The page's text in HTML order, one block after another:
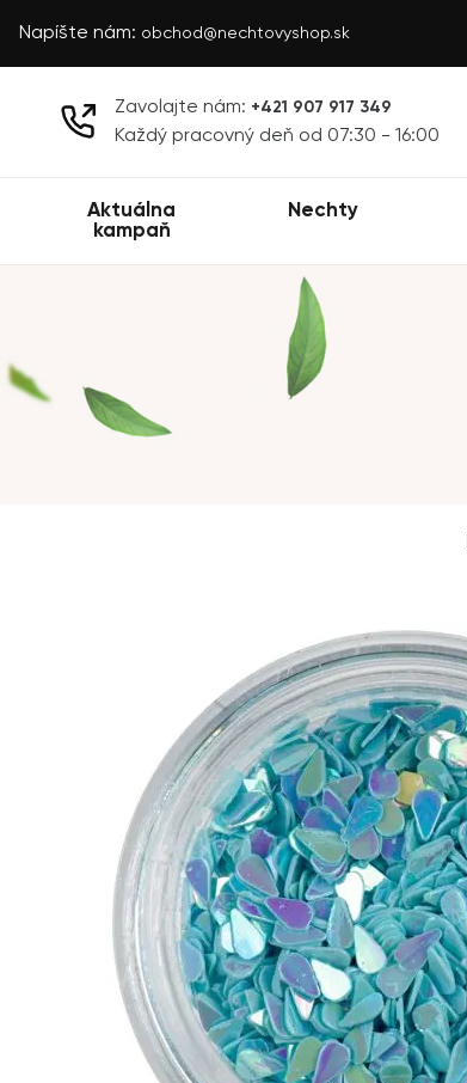
Napíšte nám: obchod@nechtovyshop.sk
Zavolajte nám: +421 907 917 349
Každý pracovný deň od 07:30 - 16:00
Aktuálna
kampaň
Nechty